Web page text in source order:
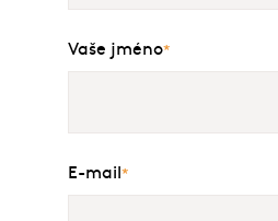
Vaše jméno*
E-mail *